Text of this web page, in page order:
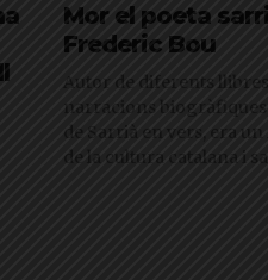
Mor el poeta
Frederic Bou
Autor de diferents
narracions
de Sarrià en vers, era
de la cultura catalana i